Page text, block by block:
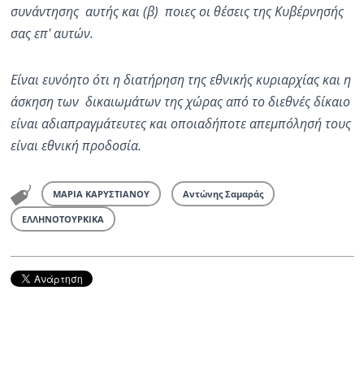
συνάντησης αυτής και (β) ποιες οι θέσεις της Κυβέρνησής
σας επ' αυτών.
Είναι ευνόητο ότι η διατήρηση της εθνικής κυριαρχίας και η
άσκηση των δικαιωμάτων της χώρας από το διεθνές δίκαιο
είναι αδιαπραγμάτευτες και οποιαδήποτε απεμπόλησή τους
είναι εθνική προδοσία.
ΜΑΡΙΑ ΚΑΡΥΣΤΙΑΝΟΥ Αντώνης Σαμαράς
ΕΛΛΗΝΟΤΟΥΡΚΙΚΑ